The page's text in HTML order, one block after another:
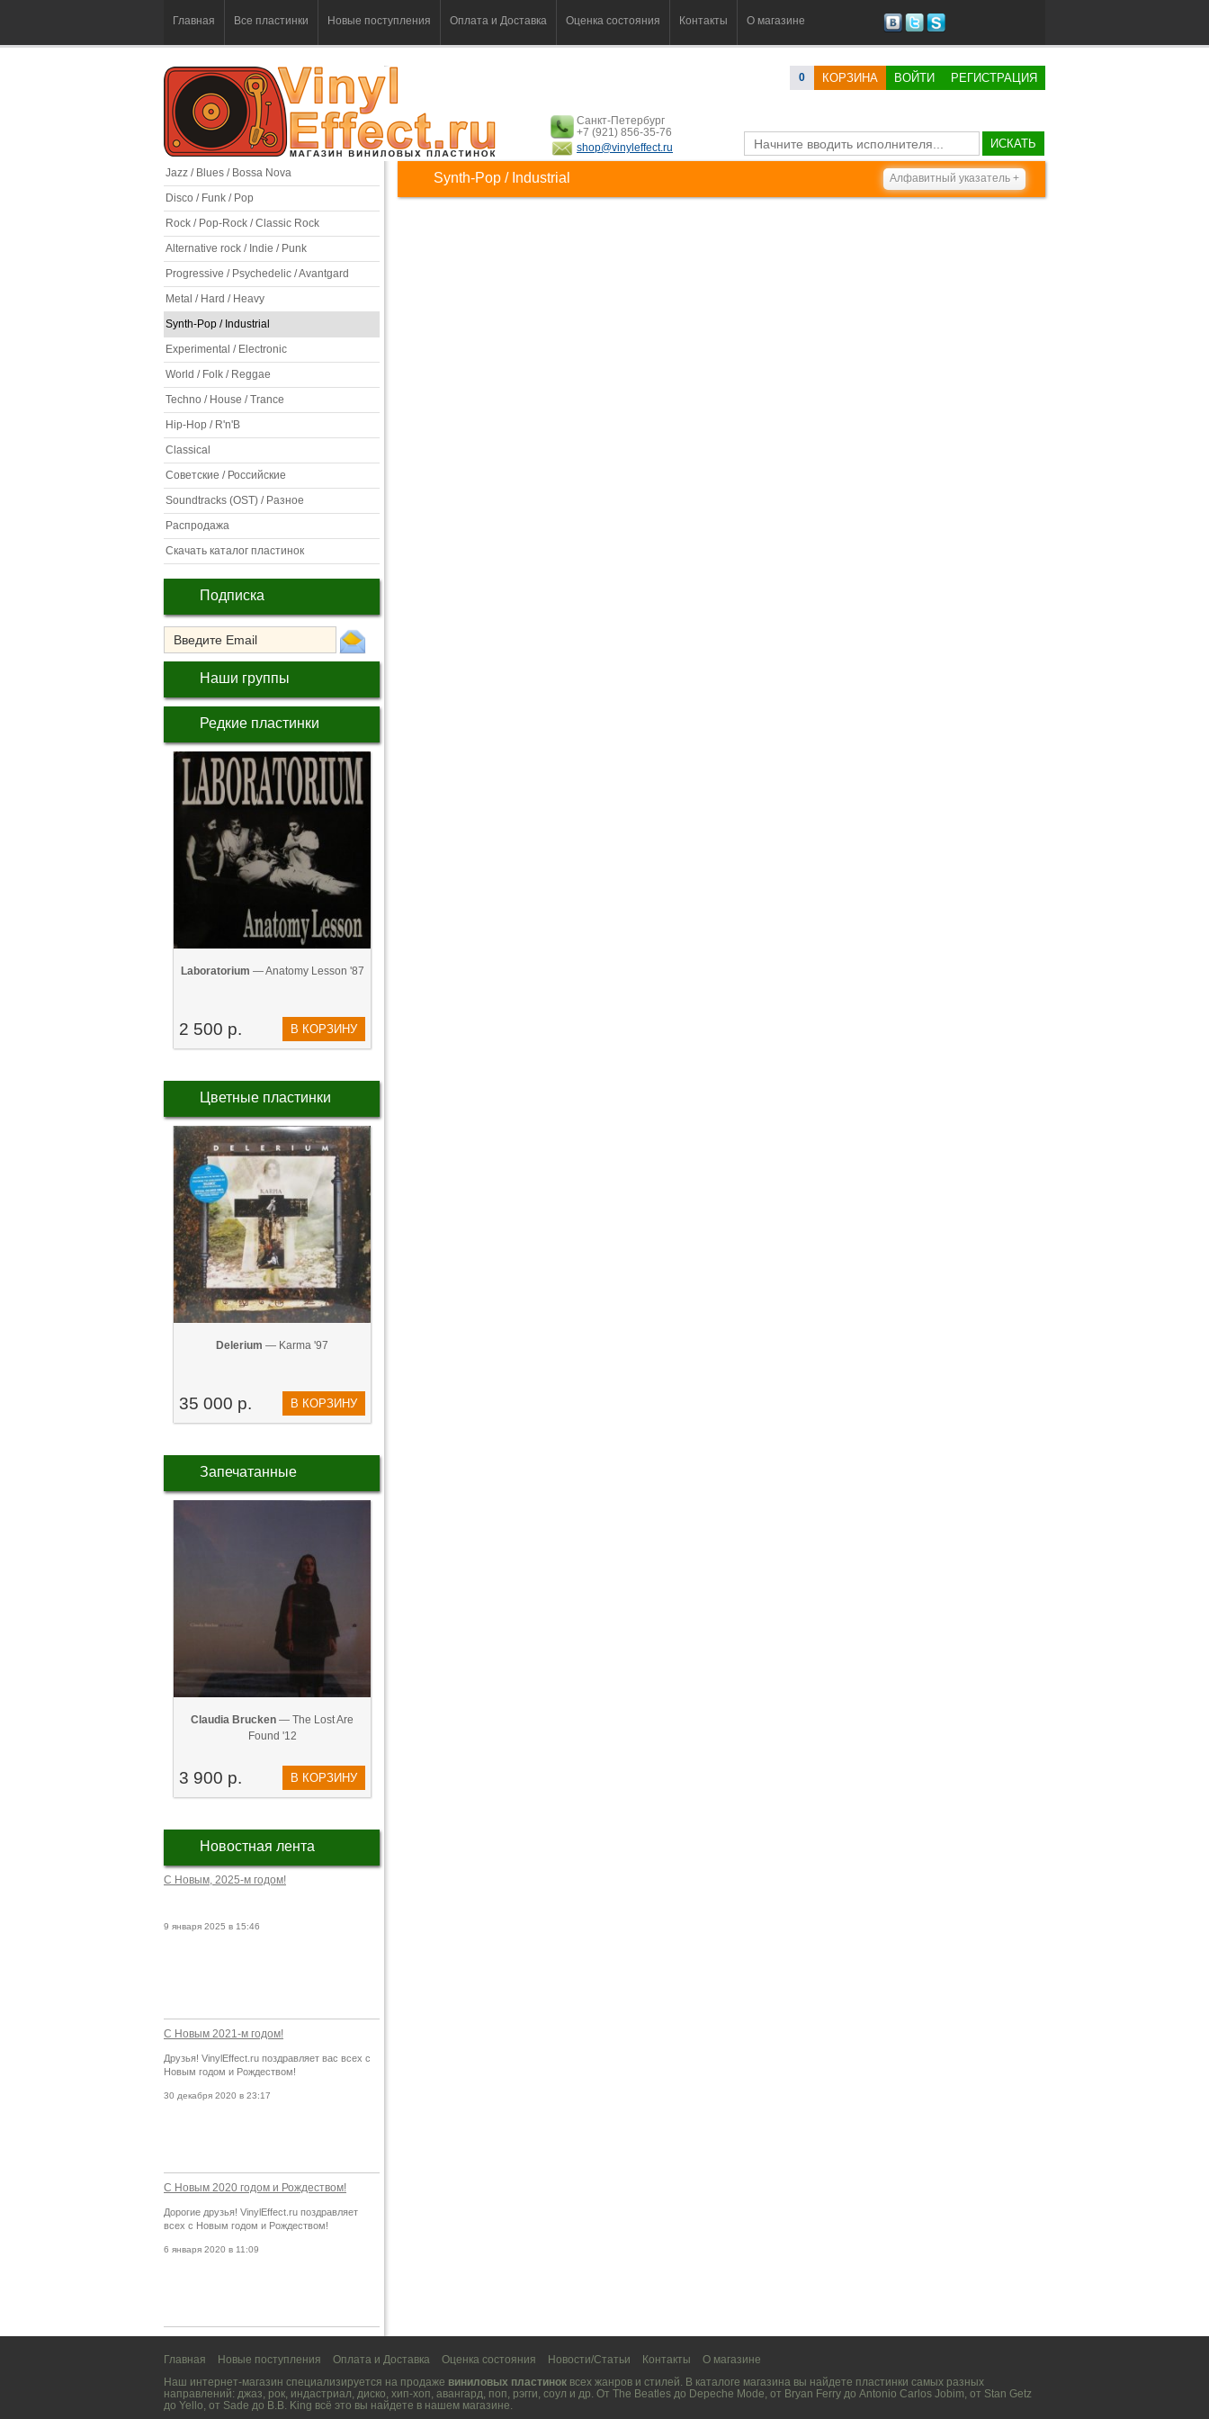
Главная Все пластинки Новые поступления Оплата и Доставка Оценка состояния Контакты О магазине
0 КОРЗИНА ВОЙТИ РЕГИСТРАЦИЯ
Санкт-Петербург
+7 (921) 856-35-76
shop@vinyleffect.ru
ИСКАТЬ
Jazz / Blues / Bossa Nova
Disco / Funk / Pop
Rock / Pop-Rock / Classic Rock
Alternative rock / Indie / Punk
Progressive / Psychedelic / Avantgard
Metal / Hard / Heavy
Synth-Pop / Industrial
Experimental / Electronic
World / Folk / Reggae
Techno / House / Trance
Hip-Hop / R'n'B
Classical
Советские / Российские
Soundtracks (OST) / Разное
Распродажа
Скачать каталог пластинок
Подписка
Наши группы
Редкие пластинки
Laboratorium — Anatomy Lesson '87
2 500 р. В КОРЗИНУ
Цветные пластинки
Delerium — Karma '97
35 000 р. В КОРЗИНУ
Запечатанные
Claudia Brucken — The Lost Are
Found '12
3 900 р. В КОРЗИНУ
Новостная лента
С Новым, 2025-м годом!
9 января 2025 в 15:46
С Новым 2021-м годом!
Друзья! VinylEffect.ru поздравляет вас всех с
Новым годом и Рождеством!
30 декабря 2020 в 23:17
С Новым 2020 годом и Рождеством!
Дорогие друзья! VinylEffect.ru поздравляет
всех с Новым годом и Рождеством!
6 января 2020 в 11:09
Synth-Pop / Industrial Алфавитный указатель +
Главная Новые поступления Оплата и Доставка Оценка состояния Новости/Статьи Контакты
О магазине
Наш интернет-магазин специализируется на продаже виниловых пластинок всех жанров и стилей. В каталоге магазина вы найдете пластинки самых разных
направлений: джаз, рок, индастриал, диско, хип-хоп, авангард, поп, рэгги, соул и др. От The Beatles до Depeche Mode, от Bryan Ferry до Antonio Carlos Jobim, от Stan Getz
до Yello, от Sade до B.B. King всё это вы найдете в нашем магазине.